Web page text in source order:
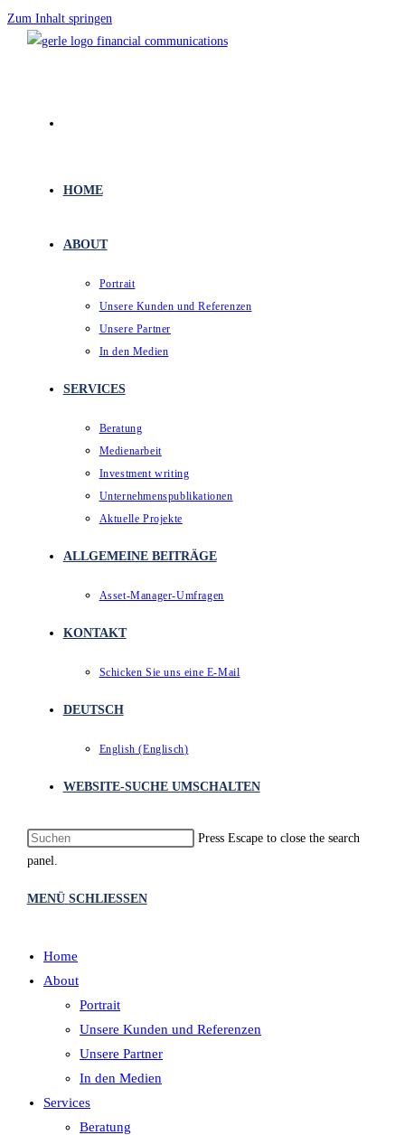
Zum Inhalt springen
HOME
ABOUT
Portrait
Unsere Kunden und Referenzen
Unsere Partner
In den Medien
SERVICES
Beratung
Medienarbeit
Investment writing
Unternehmenspublikationen
Aktuelle Projekte
ALLGEMEINE BEITRÄGE
Asset-Manager-Umfragen
KONTAKT
Schicken Sie uns eine E-Mail
DEUTSCH
English (Englisch)
WEBSITE-SUCHE UMSCHALTEN
Press Escape to close the search
panel.
MENÜ SCHLIESSEN
Home
About
Portrait
Unsere Kunden und Referenzen
Unsere Partner
In den Medien
Services
Beratung